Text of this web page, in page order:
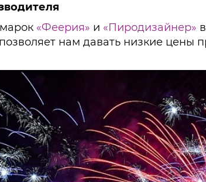
«Феерия» и «Пиродизайнер»
нам давать низкие цены